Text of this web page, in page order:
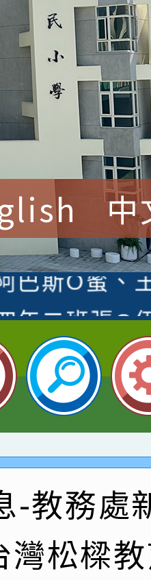
中
加桃園市中
師榮獲社
巴斯O蜜、
市科展 國
王老師、
年二班張O
賽國小朗讀
老師
加桃園市中
師榮獲教
二名
與2026世
學小創客佳
。
加桃園市中
師榮獲社
巴斯O蜜、
市科展 國
王老師、
年二班張O
賽國小朗讀
加桃園市中
-教務處
灣松樑